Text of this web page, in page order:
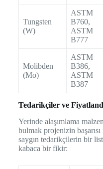
Tungsten
(W)
ASTM
B760,
ASTM
B777
Molibden
(Mo)
ASTM
B386,
ASTM
B387
Tedarikçiler ve
Yerinde alaşımlama
bulmak projenizin
saygın tedarikçilerin bir
kabaca bir fikir: